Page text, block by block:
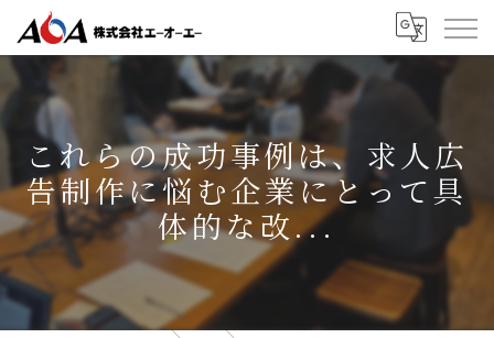
これらの成功事例は、求人広
告制作に悩む企業にとって具
体的な改...